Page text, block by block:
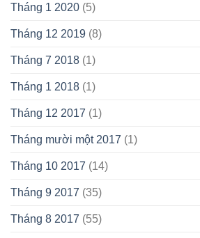
Tháng 1 2020 (5)
Tháng 12 2019 (8)
Tháng 7 2018 (1)
Tháng 1 2018 (1)
Tháng 12 2017 (1)
Tháng mười một 2017 (1)
Tháng 10 2017 (14)
Tháng 9 2017 (35)
Tháng 8 2017 (55)